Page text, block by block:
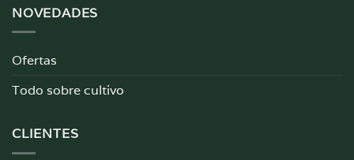
NOVEDADES
Ofertas
Todo sobre cultivo
CLIENTES